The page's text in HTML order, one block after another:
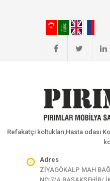
Refakatçi koltukları,Hasta odası
Adres
ZİYAGÖKALP MAH